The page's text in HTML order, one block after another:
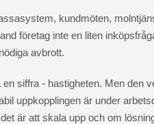
kundmöten,
företag inte en liten
avbrott.
siffra - hastigheten. Men den
uppkopplingen är under
är att skala upp och om